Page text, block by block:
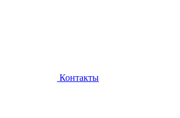
Контакты